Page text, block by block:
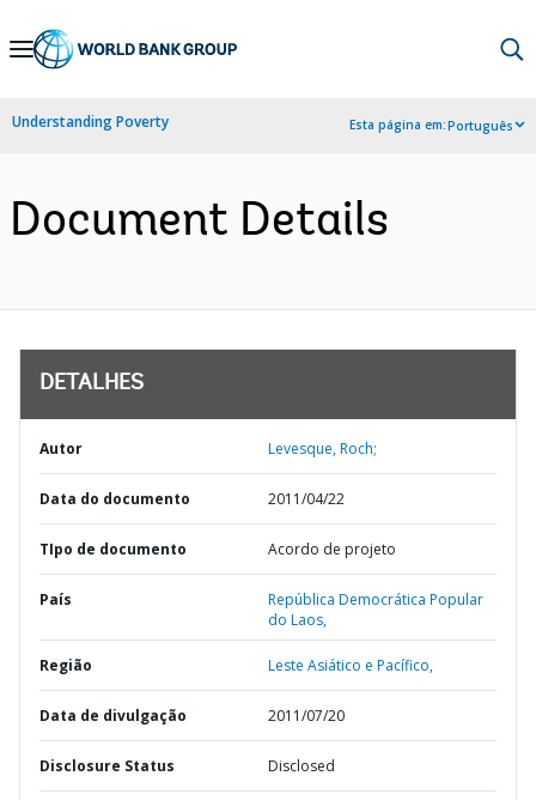
Skip
Navigation
Understanding Poverty Esta página em:Português
Document Details
DETALHES
Autor Levesque, Roch;
Data do documento 2011/04/22
TIpo de documento Acordo de projeto
País
República Democrática Popular
do Laos,
Região Leste Asiático e Pacífico,
Data de divulgação 2011/07/20
Disclosure Status Disclosed